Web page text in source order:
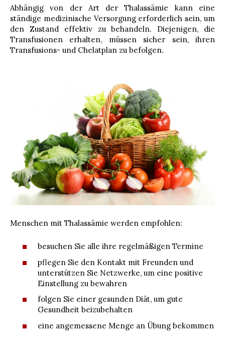
Abhängig von der Art der Thalassämie kann eine
ständige medizinische Versorgung erforderlich sein, um
den Zustand effektiv zu behandeln. Diejenigen, die
Transfusionen erhalten, müssen sicher sein, ihren
Transfusions- und Chelatplan zu befolgen.
Menschen mit Thalassämie werden empfohlen:
besuchen Sie alle ihre regelmäßigen Termine
pflegen Sie den Kontakt mit Freunden und
unterstützen Sie Netzwerke, um eine positive
Einstellung zu bewahren
folgen Sie einer gesunden Diät, um gute
Gesundheit beizubehalten
eine angemessene Menge an Übung bekommen